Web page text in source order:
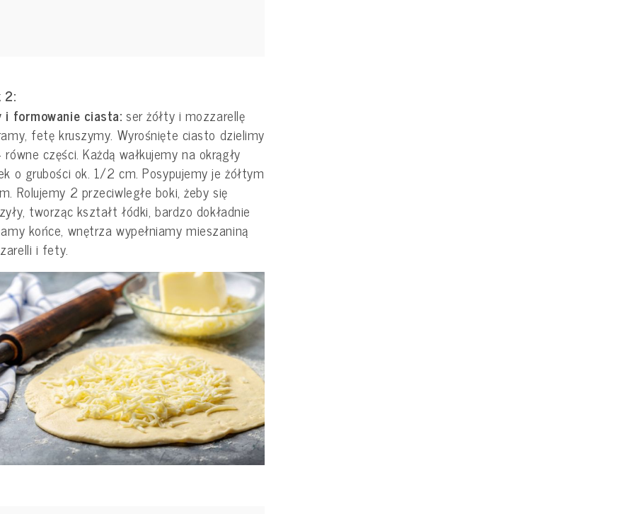
2:
i formowanie ciasta: ser żółty i mozzarellę
fetę kruszymy. Wyrośnięte ciasto dzielimy
części. Każdą wałkujemy na okrągły
o grubości ok. 1/2 cm. Posypujemy je żółtym
Rolujemy 2 przeciwległe boki, żeby się
tworząc kształt łódki, bardzo dokładnie
końce, wnętrza wypełniamy mieszaniną
i fety.